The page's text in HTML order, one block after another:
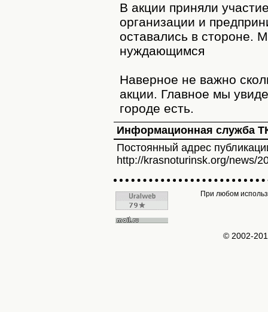
В акции приняли
организации и
оставались в стороне.
нуждающимся
Наверное не важно
акции. Главное мы
городе есть.
Информационная служба
Постоянный адрес
http://krasnoturinsk.org/news/
При любом
© 2002-